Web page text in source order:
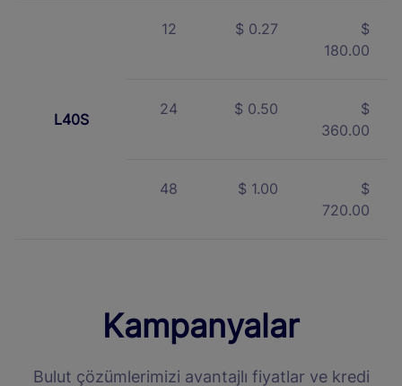
L40S
12 $ 0.27
$
180.00
24 $ 0.50
$
360.00
48 $ 1.00
$
720.00
Kampanyalar
Bulut çözümlerimizi avantajlı fiyatlar ve kredi